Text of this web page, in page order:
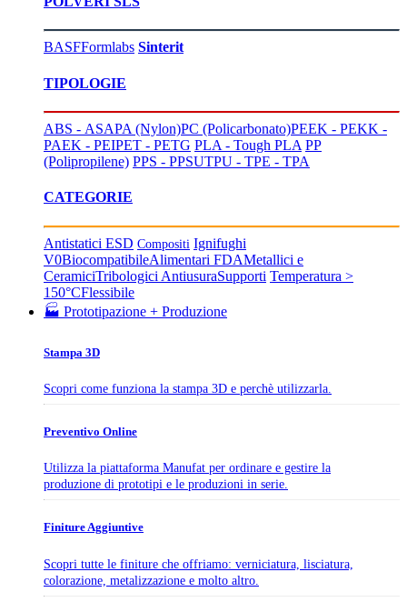
BASFFormlabs Sinterit
TIPOLOGIE
ABS - ASAPA (Nylon)PC (Policarbonato)PEEK - PEKK -
PAEK - PEIPET - PETG PLA - Tough PLA PP
(Polipropilene) PPS - PPSUTPU - TPE - TPA
CATEGORIE
Antistatici ESD Compositi Ignifughi
V0BiocompatibileAlimentari FDAMetallici e
CeramiciTribologici AntiusuraSupporti Temperatura >
150°CFlessibile
🏭 Prototipazione + Produzione
Stampa 3D
Scopri come funziona la stampa 3D e perchè utilizzarla.
Preventivo Online
Utilizza la piattaforma Manufat per ordinare e gestire la
produzione di prototipi e le produzioni in serie.
Finiture Aggiuntive
Scopri tutte le finiture che offriamo: verniciatura, lisciatura,
colorazione, metalizzazione e molto altro.